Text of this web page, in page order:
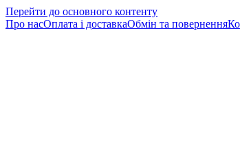
Перейти до основного контенту
Про насОплата і доставкаОбмін та повернення